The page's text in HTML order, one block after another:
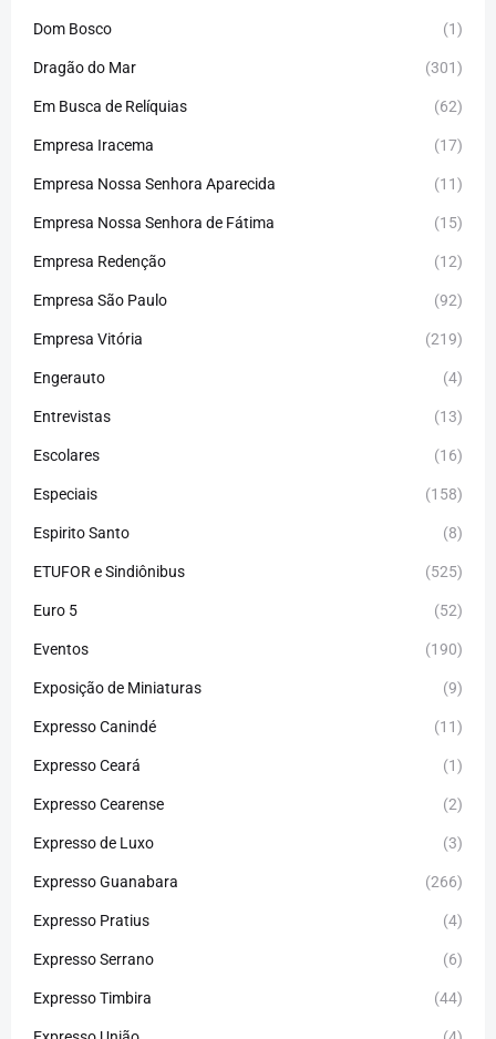
Dom Bosco (1)
Dragão do Mar (301)
Em Busca de Relíquias (62)
Empresa Iracema (17)
Empresa Nossa Senhora Aparecida (11)
Empresa Nossa Senhora de Fátima (15)
Empresa Redenção (12)
Empresa São Paulo (92)
Empresa Vitória (219)
Engerauto (4)
Entrevistas (13)
Escolares (16)
Especiais (158)
Espirito Santo (8)
ETUFOR e Sindiônibus (525)
Euro 5 (52)
Eventos (190)
Exposição de Miniaturas (9)
Expresso Canindé (11)
Expresso Ceará (1)
Expresso Cearense (2)
Expresso de Luxo (3)
Expresso Guanabara (266)
Expresso Pratius (4)
Expresso Serrano (6)
Expresso Timbira (44)